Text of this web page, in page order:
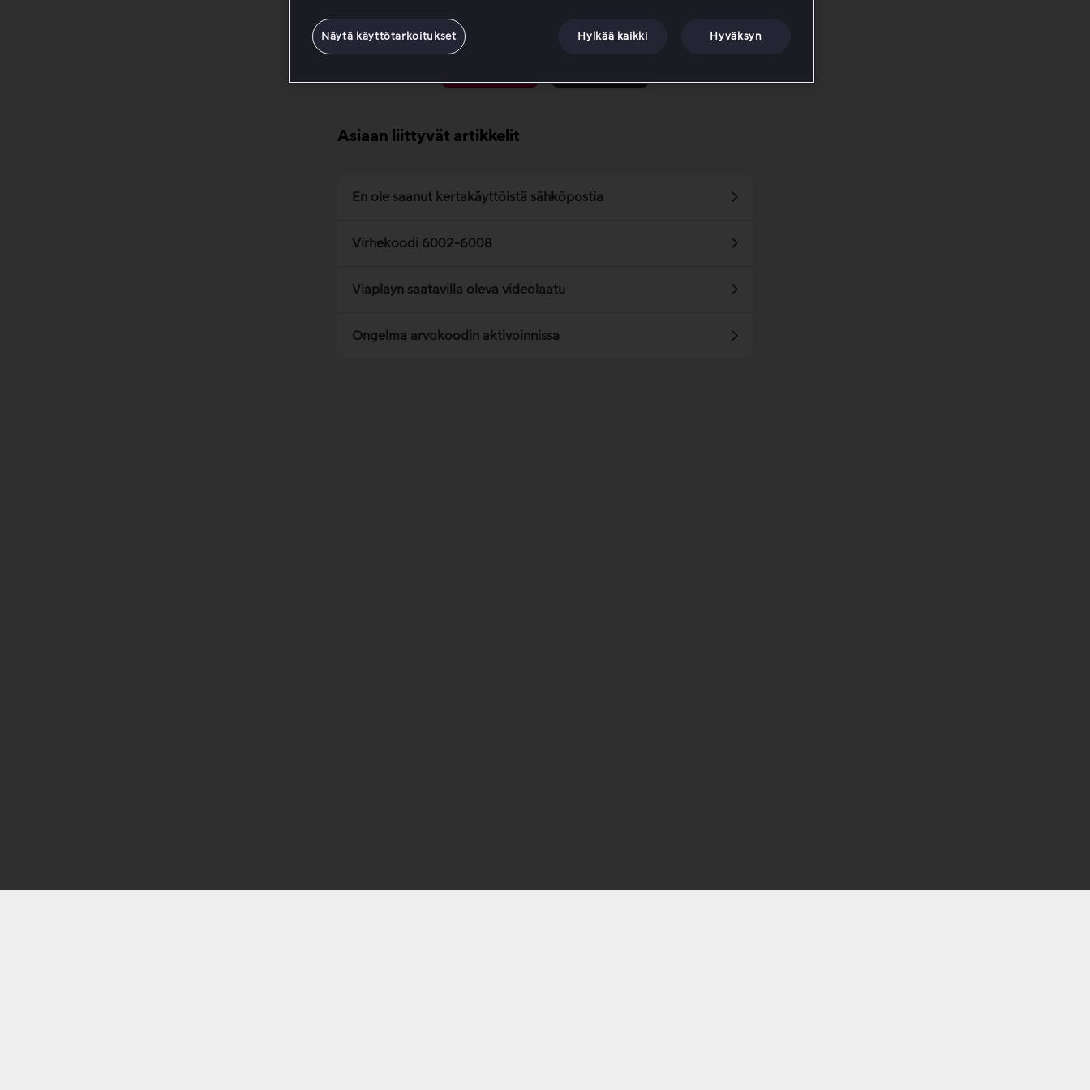
Oliko tästä artikkelista apua?
Asiaan liittyvät artikkelit
En ole saanut kertakäyttöistä sähköpostia
Virhekoodi 6002-6008
Viaplayn saatavilla oleva videolaatu
Ongelma arvokoodin aktivoinnissa
Näytä käyttötarkoitukset Hylkää kaikki Hyväksyn